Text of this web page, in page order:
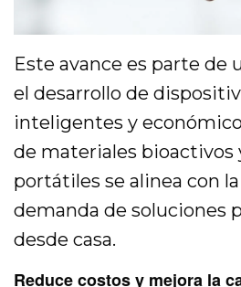
Este avance es parte de
el desarrollo de
inteligentes y
de materiales bioactivos
portátiles se alinea con
demanda de soluciones
desde casa.
Reduce costos y mejora la